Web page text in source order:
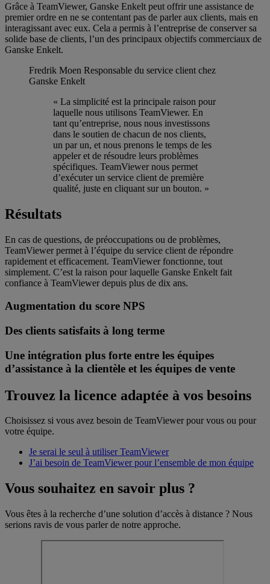
Grâce à TeamViewer, Ganske Enkelt peut offrir une assistance de
premier ordre en ne se contentant pas de parler aux clients, mais en
interagissant avec eux. Cela a permis à l’entreprise de conserver sa
solide base de clients, l’un des principaux objectifs commerciaux de
Ganske Enkelt.
Fredrik Moen Responsable du service client chez
Ganske Enkelt
« La simplicité est la principale raison pour
laquelle nous utilisons TeamViewer. En
tant qu’entreprise, nous nous investissons
dans le soutien de chacun de nos clients,
un par un, et nous prenons le temps de les
appeler et de résoudre leurs problèmes
spécifiques. TeamViewer nous permet
d’exécuter un service client de première
qualité, juste en cliquant sur un bouton. »
Résultats
En cas de questions, de préoccupations ou de problèmes,
TeamViewer permet à l’équipe du service client de répondre
rapidement et efficacement. TeamViewer fonctionne, tout
simplement. C’est la raison pour laquelle Ganske Enkelt fait
confiance à TeamViewer depuis plus de dix ans.
Augmentation du score NPS
Des clients satisfaits à long terme
Une intégration plus forte entre les équipes
d’assistance à la clientèle et les équipes de vente
Trouvez la licence adaptée à vos besoins
Choisissez si vous avez besoin de TeamViewer pour vous ou pour
votre équipe.
Je serai le seul à utiliser TeamViewer
J’ai besoin de TeamViewer pour l’ensemble de mon équipe
Vous souhaitez en savoir plus ?
Vous êtes à la recherche d’une solution d’accès à distance ? Nous
serions ravis de vous parler de notre approche.